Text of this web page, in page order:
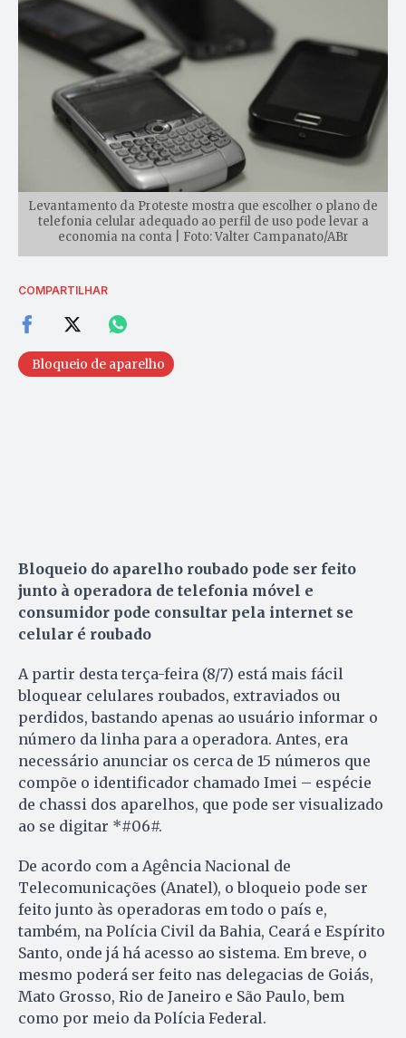
Levantamento da Proteste mostra que escolher o plano de
telefonia celular adequado ao perfil de uso pode levar a
economia na conta | Foto: Valter Campanato/ABr
COMPARTILHAR
Bloqueio de aparelho
Bloqueio do aparelho roubado pode ser feito
junto à operadora de telefonia móvel e
consumidor pode consultar pela internet se
celular é roubado
A partir desta terça-feira (8/7) está mais fácil
bloquear celulares roubados, extraviados ou
perdidos, bastando apenas ao usuário informar o
número da linha para a operadora. Antes, era
necessário anunciar os cerca de 15 números que
compõe o identificador chamado Imei – espécie
de chassi dos aparelhos, que pode ser visualizado
ao se digitar *#06#.
De acordo com a Agência Nacional de
Telecomunicações (Anatel), o bloqueio pode ser
feito junto às operadoras em todo o país e,
também, na Polícia Civil da Bahia, Ceará e Espírito
Santo, onde já há acesso ao sistema. Em breve, o
mesmo poderá ser feito nas delegacias de Goiás,
Mato Grosso, Rio de Janeiro e São Paulo, bem
como por meio da Polícia Federal.